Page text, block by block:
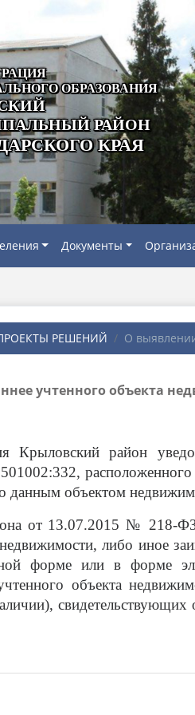
ОБРАЗОВАНИЯ
РАЙОН
КРАЯ
Документы
РЕШЕНИЙ О
учтенного объекта
Крыловский район
,
данным объектом
от 13.07.2015 № 218-
либо иное
форме или в форме
объекта
свидетельствующих